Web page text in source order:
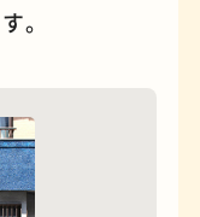
ザ
。